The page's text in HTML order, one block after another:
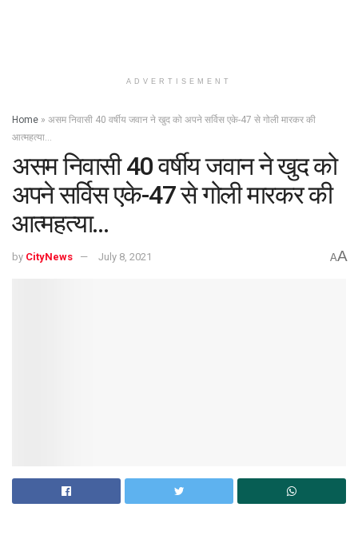
ADVERTISEMENT
Home » असम निवासी 40 वर्षीय जवान ने खुद को अपने सर्विस एके-47 से गोली मारकर की
आत्महत्या…
असम निवासी 40 वर्षीय जवान ने खुद को
अपने सर्विस एके-47 से गोली मारकर की
आत्महत्या…
by CityNews July 8, 2021 AA